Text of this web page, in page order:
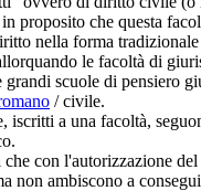
proposito che questa
nella forma tradizionale
le facoltà di
grandi scuole di pensiero
/ civile.
iscritti a una facoltà,
che con l'autorizzazione del
non ambiscono a